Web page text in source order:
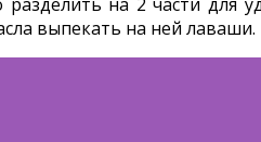
выпекать на ней лаваши.